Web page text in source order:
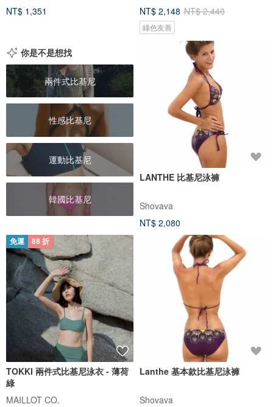
NT$ 1,351
NT$ 2,148 NT$ 2,440
綠色友善
你是不是想找
兩件式比基尼
性感比基尼
運動比基尼
韓國比基尼
LANTHE 比基尼泳褲
Shovava
NT$ 2,080
免運 88 折
TOKKI 兩件式比基尼泳衣 - 薄荷
綠
MAILLOT CO.
Lanthe 基本款比基尼泳褲
Shovava